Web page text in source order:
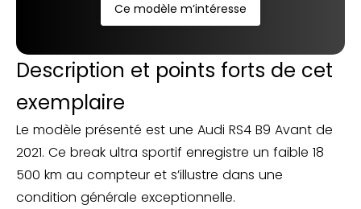
Ce modèle m’intéresse
Description et points forts de cet
exemplaire
Le modèle présenté est une Audi RS4 B9 Avant de
2021. Ce break ultra sportif enregistre un faible 18
500 km au compteur et s’illustre dans une
condition générale exceptionnelle.